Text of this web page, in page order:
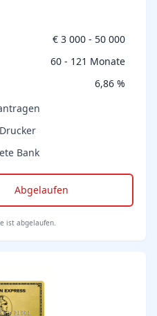
€ 3 000 - 50 000
60 - 121 Monate
6,86 %
Bank
Abgelaufen
ist abgelaufen.